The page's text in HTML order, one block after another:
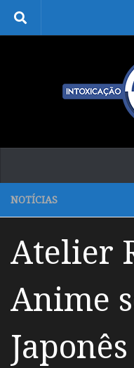
Skip to content
NOTÍCIAS
Atelier
Anime